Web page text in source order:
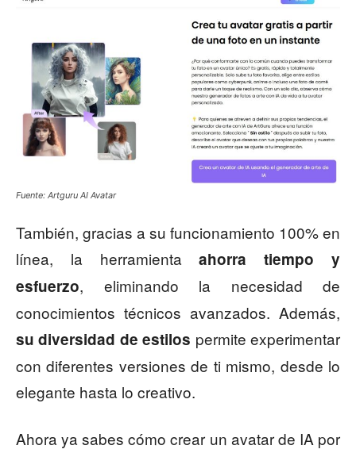
Fuente: Artguru AI Avatar
También, gracias a su funcionamiento 100% en
línea, la herramientaahorra tiempo y
esfuerzo, eliminando la necesidad de
conocimientos técnicos avanzados. Además,
su diversidad de estilos permite experimentar
con diferentes versiones de ti mismo, desde lo
elegante hasta lo creativo.
Ahora ya sabes cómo crear un avatar de IA por